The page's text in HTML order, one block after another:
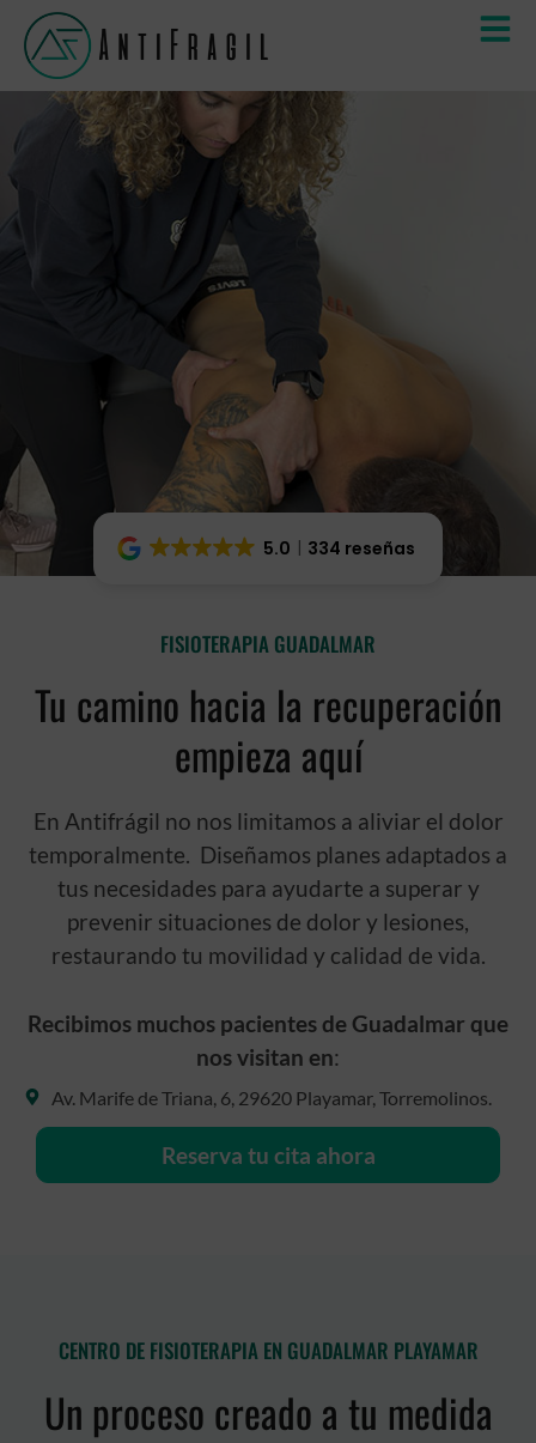
5.0 334 reseñas
FISIOTERAPIA GUADALMAR
Tu camino hacia la recuperación
empieza aquí
En Antifrágil no nos limitamos a aliviar el dolor
temporalmente. Diseñamos planes adaptados a
tus necesidades para ayudarte a superar y
prevenir situaciones de dolor y lesiones,
restaurando tu movilidad y calidad de vida.
Recibimos muchos pacientes de Guadalmar que
nos visitan en:
Av. Marife de Triana, 6, 29620 Playamar, Torremolinos.
Reserva tu cita ahora
CENTRO DE FISIOTERAPIA EN GUADALMAR PLAYAMAR
Un proceso creado a tu medida